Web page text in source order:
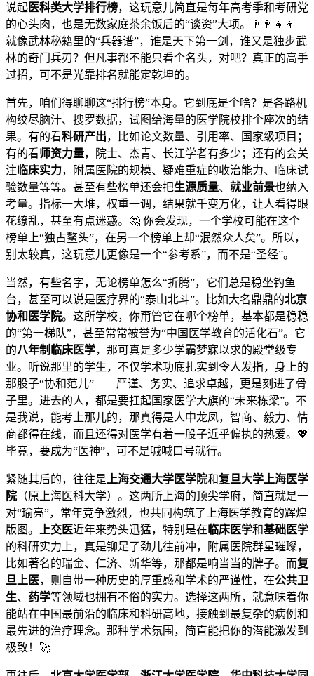
说起医科类大学排行榜，这玩意儿简直是每年高考季和考研党
的心头肉，也是无数家庭茶余饭后的“谈资”大项。👨‍👩‍👧‍👦
就像武林秘籍里的“兵器谱”，谁是天下第一剑，谁又是独步武
林的奇门兵刃？但凡事都不能只看个名头，对吧？真正的高手
过招，可不是光靠排名就能定乾坤的。
首先，咱们得聊聊这“排行榜”本身。它到底是个啥？是各路机
构绞尽脑汁、搜罗数据，试图给海量的医学院校排个座次的结
果。有的看科研产出，比如论文数量、引用率、国家级项目；
有的看师资力量，院士、杰青、长江学者有多少；还有的会关
注 临床实力，附属医院的规模、疑难重症的收治能力、临床试
验数量等等。甚至有些榜单还会把生源质量、 就业前景也纳入
考量。指标一大堆，权重一调，结果就千变万化，让人看得眼
花缭乱，甚至有点迷惑。🤔 你会发现，一个学校可能在这个
榜单上“独占鳌头”，在另一个榜单上却“泯然众人矣”。所以，
别太较真，这玩意儿更像是一个“参考系”，而不是“圣经”。
当然，有些名字，无论榜单怎么“折腾”，它们总是稳坐钓鱼
台，甚至可以说是医疗界的“泰山北斗”。比如大名鼎鼎的北京
协和医学院。这所学校，你甭管它在哪个榜单，基本都是稳稳
的“第一梯队”，甚至常常被誉为“中国医学教育的活化石”。它
的八年制临床医学，那可真是多少学霸梦寐以求的殿堂级专
业。听说那里的学生，不仅学术功底扎实到令人发指，身上的
那股子“协和范儿”——严谨、务实、追求卓越，更是刻进了骨
子里。进去的人，都是要扛起国家医学大旗的“未来栋梁”。不
是我说，能考上那儿的，那真得是人中龙凤，智商、毅力、情
商都得在线，而且还得对医学有着一股子近乎偏执的热爱。💖
毕竟，要成为“医神”，可不是喊喊口号就行。
紧随其后的，往往是 上海交通大学医学院和复旦大学上海医学
院 （原上海医科大学）。这两所上海的顶尖学府，简直就是一
对“瑜亮”，常年竞争激烈，也共同构筑了上海医学教育的辉煌
版图。
上交医近年来势头迅猛，特别是在 临床医学和基础医学
的科研实力上，真是铆足了劲儿往前冲，附属医院群星璀璨，
比如著名的瑞金、仁济、新华等，那都是响当当的牌子。而复
旦上医，则自带一种历史的厚重感和学术的严谨性，在公共卫
生、 药学等领域也拥有不俗的实力。选择这两所，就意味着你
能站在中国最前沿的临床和科研高地，接触到最复杂的病例和
最先进的治疗理念。那种学术氛围，简直能把你的潜能激发到
极致！🚀